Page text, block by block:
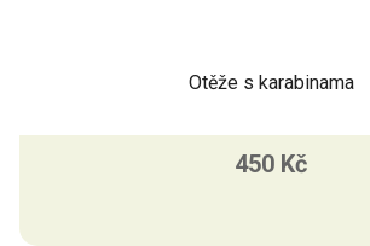
Otěže s karabinama
450 Kč